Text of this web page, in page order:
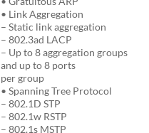
• Link Aggregation
– Static link aggregation
– 802.3ad LACP
– Up to 8 aggregation groups
and up to 8 ports
per group
• Spanning Tree Protocol
– 802.1D STP
– 802.1w RSTP
– 802.1s MSTP